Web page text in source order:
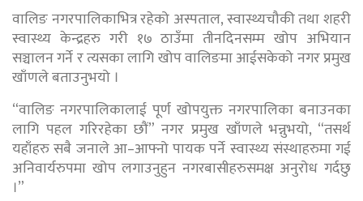
वालिङ नगरपालिकाभित्र रहेको अस्पताल, स्वास्थ्यचौकी तथा शहरी
स्वास्थ्य केन्द्रहरु गरी १७ ठाउँमा तीनदिनसम्म खोप अभियान
सञ्चालन गर्ने र त्यसका लागि खोप वालिङमा आईसकेको नगर प्रमुख
खाँणले बताउनुभयो ।
“वालिङ नगरपालिकालाई पूर्ण खोपयुक्त नगरपालिका बनाउनका
लागि पहल गरिरहेका छौं” नगर प्रमुख खाँणले भन्नुभयो, “तसर्थ
यहाँहरु सबै जनाले आ–आफ्नो पायक पर्ने स्वास्थ्य संस्थाहरुमा गई
अनिवार्यरुपमा खोप लगाउनुहुन नगरबासीहरुसमक्ष अनुरोध गर्दछु
।”